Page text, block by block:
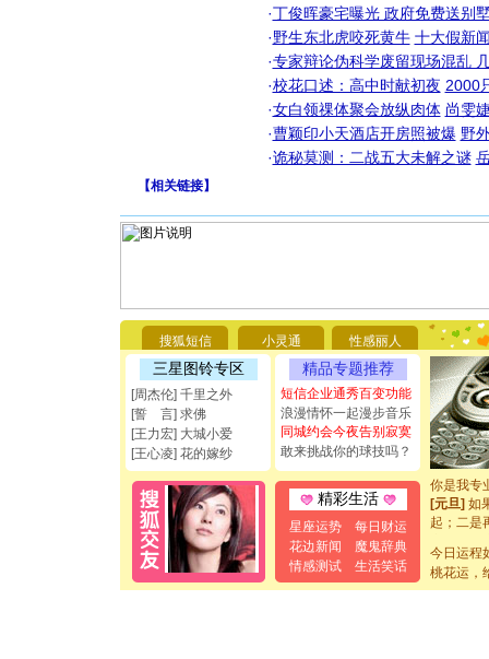
·丁俊晖豪宅曝光 政府免费送别
·野生东北虎咬死黄牛 十大假新
·专家辩论伪科学废留现场混乱
·校花口述：高中时献初夜 2000
·女白领祼体聚会放纵肉体 尚雯
·曹颖印小天酒店开房照被爆 野
·诡秘莫测：二战五大未解之谜
【相关链接】
搜狐短信 小灵通 性感丽人
三星图铃专区
[周杰伦] 千里之外
[誓 言] 求佛
[王力宏] 大城小爱
[王心凌] 花的嫁纱
精品专题推荐
短信企业通秀百变功能
浪漫情怀一起漫步音乐
同城约会今夜告别寂寞
敢来挑战你的球技吗？
精彩生活
星座运势
每日财运
花边新闻
魔鬼辞典
情感测试
生活笑话
你太多，
要平安！
[圣诞节]
能正大光
都要快乐
[圣诞节]
如意,快
[元旦]看
断电。爱
你是我专
[元旦] 如
起；二是
[元旦]当
泣，这痛
卖了。水
今日运程
桃花运，